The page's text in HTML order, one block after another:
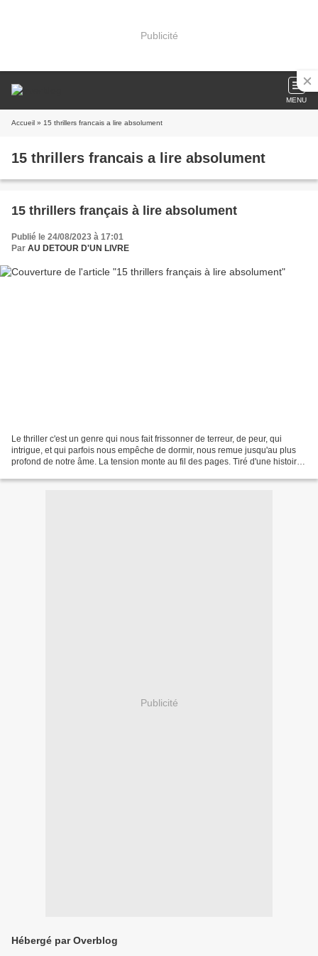
Publicité
MENU
Accueil » 15 thrillers francais a lire absolument
15 thrillers francais a lire absolument
15 thrillers français à lire absolument
Publié le 24/08/2023 à 17:01
Par AU DETOUR D'UN LIVRE
Le thriller c'est un genre qui nous fait frissonner de terreur, de peur, qui
intrigue, et qui parfois nous empêche de dormir, nous remue jusqu'au plus
profond de notre âme. La tension monte au fil des pages. Tiré d'une histoire
Publicité
Hébergé par Overblog